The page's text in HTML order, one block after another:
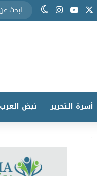
أسرة التحرير نبض العرب